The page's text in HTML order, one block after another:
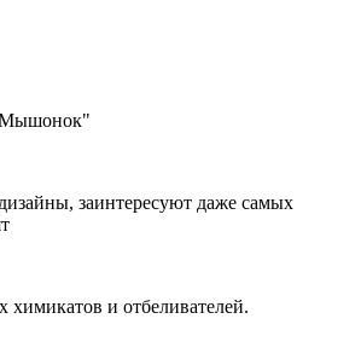
заинтересуют даже самых
химикатов и отбеливателей.